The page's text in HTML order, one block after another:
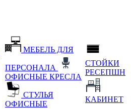
МЕБЕЛЬ ДЛЯ
ПЕРСОНАЛА
ОФИСНЫЕ КРЕСЛА
СТУЛЬЯ
ОФИСНЫЕ
СТОЙКИ
РЕСЕПШН
КАБИНЕТ